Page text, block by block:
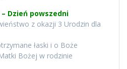
Dzień powszedni
z okazji 3 Urodzin dla
łaski i o Boże
Bożej w rodzinie